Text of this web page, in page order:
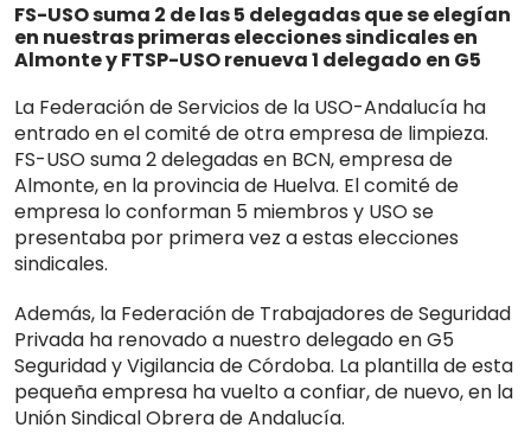
FS-USO suma 2 de las 5 delegadas que se elegían
en nuestras primeras elecciones sindicales en
Almonte y FTSP-USO renueva 1 delegado en G5
La Federación de Servicios de la USO-Andalucía ha
entrado en el comité de otra empresa de limpieza.
FS-USO suma 2 delegadas en BCN, empresa de
Almonte, en la provincia de Huelva. El comité de
empresa lo conforman 5 miembros y USO se
presentaba por primera vez a estas elecciones
sindicales.
Además, la Federación de Trabajadores de Seguridad
Privada ha renovado a nuestro delegado en G5
Seguridad y Vigilancia de Córdoba. La plantilla de esta
pequeña empresa ha vuelto a confiar, de nuevo, en la
Unión Sindical Obrera de Andalucía.